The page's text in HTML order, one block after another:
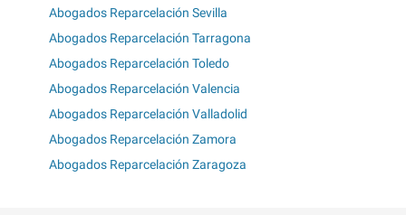
Abogados Reparcelación Sevilla
Abogados Reparcelación Tarragona
Abogados Reparcelación Toledo
Abogados Reparcelación Valencia
Abogados Reparcelación Valladolid
Abogados Reparcelación Zamora
Abogados Reparcelación Zaragoza